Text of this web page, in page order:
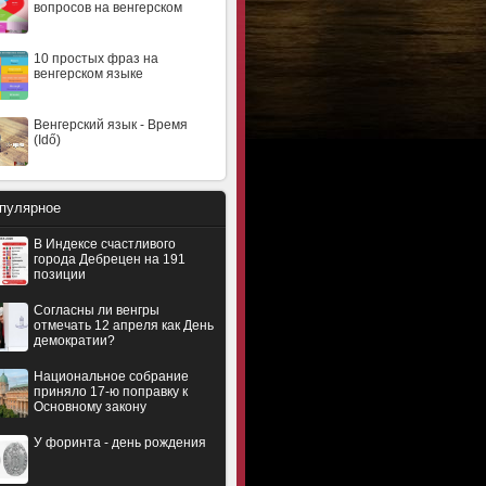
вопросов на венгерском
10 простых фраз на
венгерском языке
Венгерский язык - Время
(Idő)
В Индексе счастливого
города Дебрецен на 191
позиции
Согласны ли венгры
отмечать 12 апреля как День
демократии?
Национальное собрание
приняло 17-ю поправку к
Основному закону
У форинта - день рождения